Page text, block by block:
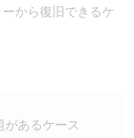
から復旧できるケ
あるケース